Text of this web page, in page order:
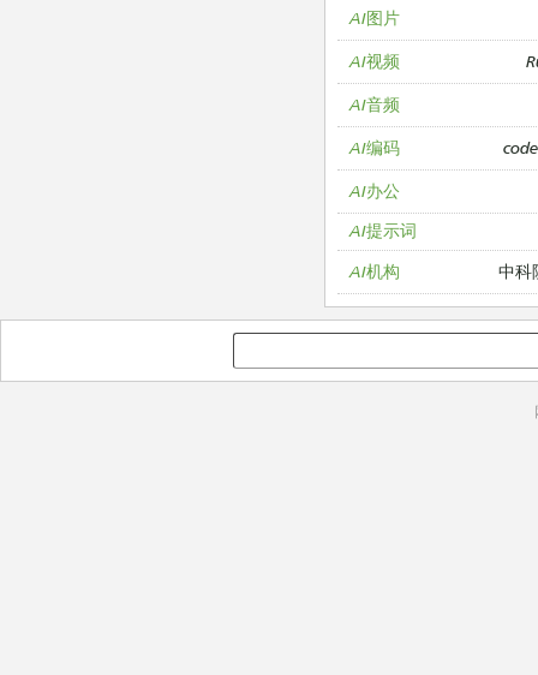
AI图片
AI视频
AI音频
AI编码
AI办公
AI提示词
AI机构
中科